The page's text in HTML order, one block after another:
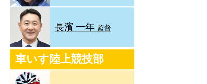
長濱 一年 監督
車いす陸上競技部